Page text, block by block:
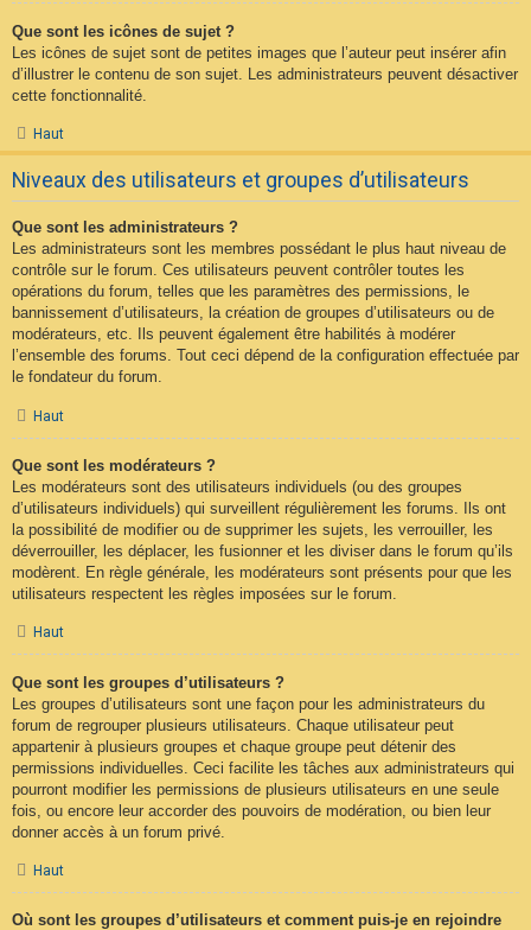
Que sont les icônes de sujet ?
Les icônes de sujet sont de petites images que l’auteur peut insérer afin
d’illustrer le contenu de son sujet. Les administrateurs peuvent désactiver
cette fonctionnalité.
Haut
Niveaux des utilisateurs et groupes d’utilisateurs
Que sont les administrateurs ?
Les administrateurs sont les membres possédant le plus haut niveau de
contrôle sur le forum. Ces utilisateurs peuvent contrôler toutes les
opérations du forum, telles que les paramètres des permissions, le
bannissement d’utilisateurs, la création de groupes d’utilisateurs ou de
modérateurs, etc. Ils peuvent également être habilités à modérer
l’ensemble des forums. Tout ceci dépend de la configuration effectuée par
le fondateur du forum.
Haut
Que sont les modérateurs ?
Les modérateurs sont des utilisateurs individuels (ou des groupes
d’utilisateurs individuels) qui surveillent régulièrement les forums. Ils ont
la possibilité de modifier ou de supprimer les sujets, les verrouiller, les
déverrouiller, les déplacer, les fusionner et les diviser dans le forum qu’ils
modèrent. En règle générale, les modérateurs sont présents pour que les
utilisateurs respectent les règles imposées sur le forum.
Haut
Que sont les groupes d’utilisateurs ?
Les groupes d’utilisateurs sont une façon pour les administrateurs du
forum de regrouper plusieurs utilisateurs. Chaque utilisateur peut
appartenir à plusieurs groupes et chaque groupe peut détenir des
permissions individuelles. Ceci facilite les tâches aux administrateurs qui
pourront modifier les permissions de plusieurs utilisateurs en une seule
fois, ou encore leur accorder des pouvoirs de modération, ou bien leur
donner accès à un forum privé.
Haut
Où sont les groupes d’utilisateurs et comment puis-je en rejoindre